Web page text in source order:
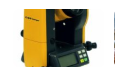
i solen